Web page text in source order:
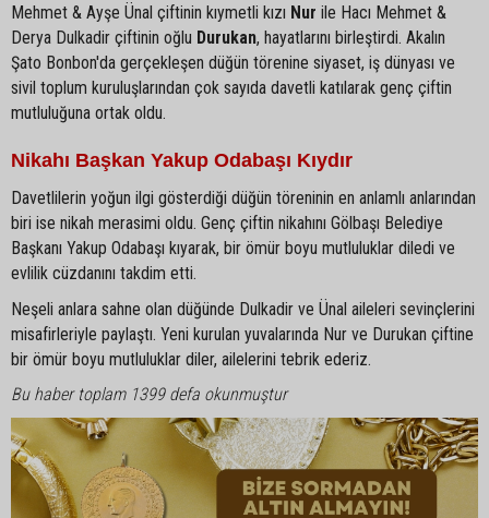
Mehmet & Ayşe Ünal çiftinin kıymetli kızı Nur ile Hacı Mehmet &
Derya Dulkadir çiftinin oğlu Durukan, hayatlarını birleştirdi. Akalın
Şato Bonbon'da gerçekleşen düğün törenine siyaset, iş dünyası ve
sivil toplum kuruluşlarından çok sayıda davetli katılarak genç çiftin
mutluluğuna ortak oldu.
Nikahı Başkan Yakup Odabaşı Kıydır
Davetlilerin yoğun ilgi gösterdiği düğün töreninin en anlamlı anlarından
biri ise nikah merasimi oldu. Genç çiftin nikahını Gölbaşı Belediye
Başkanı Yakup Odabaşı kıyarak, bir ömür boyu mutluluklar diledi ve
evlilik cüzdanını takdim etti.
Neşeli anlara sahne olan düğünde Dulkadir ve Ünal aileleri sevinçlerini
misafirleriyle paylaştı. Yeni kurulan yuvalarında Nur ve Durukan çiftine
bir ömür boyu mutluluklar diler, ailelerini tebrik ederiz.
Bu haber toplam 1399 defa okunmuştur